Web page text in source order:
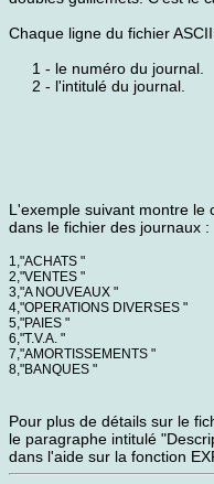
Chaque ligne du fichier
1 - le numéro du journal.
2 - l'intitulé du journal.
L'exemple suivant montre le
dans le fichier des journaux :
1,"ACHATS "
2,"VENTES "
3,"A NOUVEAUX "
4,"OPERATIONS DIVERSES "
5,"PAIES "
6,"T.V.A. "
7,"AMORTISSEMENTS "
8,"BANQUES "
Pour plus de détails sur le
le paragraphe intitulé
dans l'aide sur la fonction